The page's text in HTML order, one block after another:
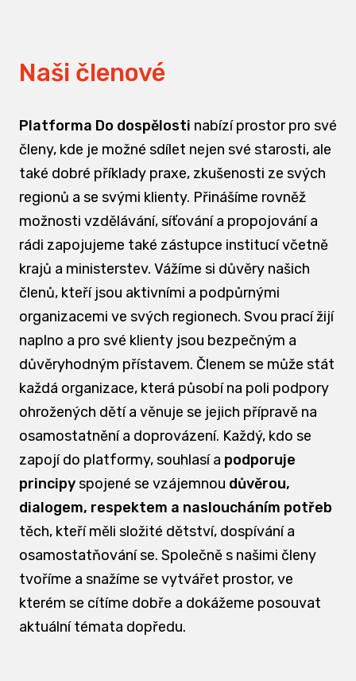
Naši členové
Platforma Do dospělosti nabízí prostor pro své
členy, kde je možné sdílet nejen své starosti, ale
také dobré příklady praxe, zkušenosti ze svých
regionů a se svými klienty. Přinášíme rovněž
možnosti vzdělávání, síťování a propojování a
rádi zapojujeme také zástupce institucí včetně
krajů a ministerstev. Vážíme si důvěry našich
členů, kteří jsou aktivními a podpůrnými
organizacemi ve svých regionech. Svou prací žijí
naplno a pro své klienty jsou bezpečným a
důvěryhodným přístavem. Členem se může stát
každá organizace, která působí na poli podpory
ohrožených dětí a věnuje se jejich přípravě na
osamostatnění a doprovázení. Každý, kdo se
zapojí do platformy, souhlasí a podporuje
principyspojené se vzájemnou důvěrou,
dialogem, respektem a nasloucháním potřeb
těch, kteří měli složité dětství, dospívání a
osamostatňování se. Společně s našimi členy
tvoříme a snažíme se vytvářet prostor, ve
kterém se cítíme dobře a dokážeme posouvat
aktuální témata dopředu.